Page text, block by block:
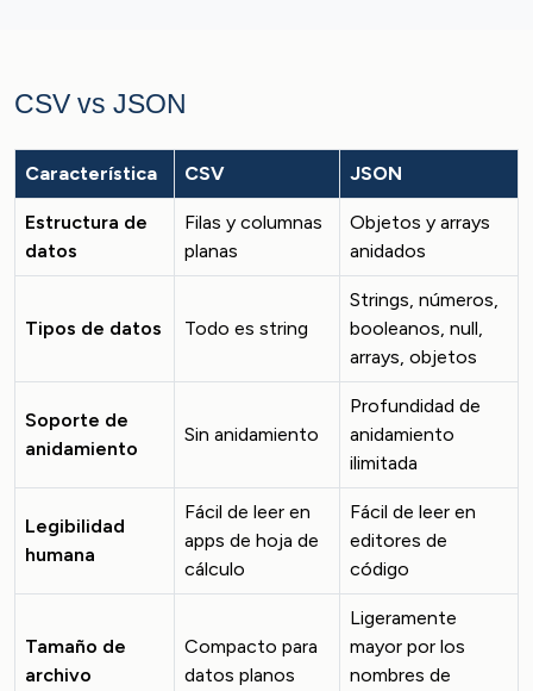
CSV vs JSON
Característica CSV JSON
Estructura de
datos
Filas y columnas
planas
Objetos y arrays
anidados
Tipos de datos Todo es string
Strings, números,
booleanos, null,
arrays, objetos
Soporte de
anidamiento
Sin anidamiento
Profundidad de
anidamiento
ilimitada
Legibilidad
humana
Fácil de leer en
apps de hoja de
cálculo
Fácil de leer en
editores de
código
Tamaño de
archivo
Compacto para
datos planos
Ligeramente
mayor por los
nombres de